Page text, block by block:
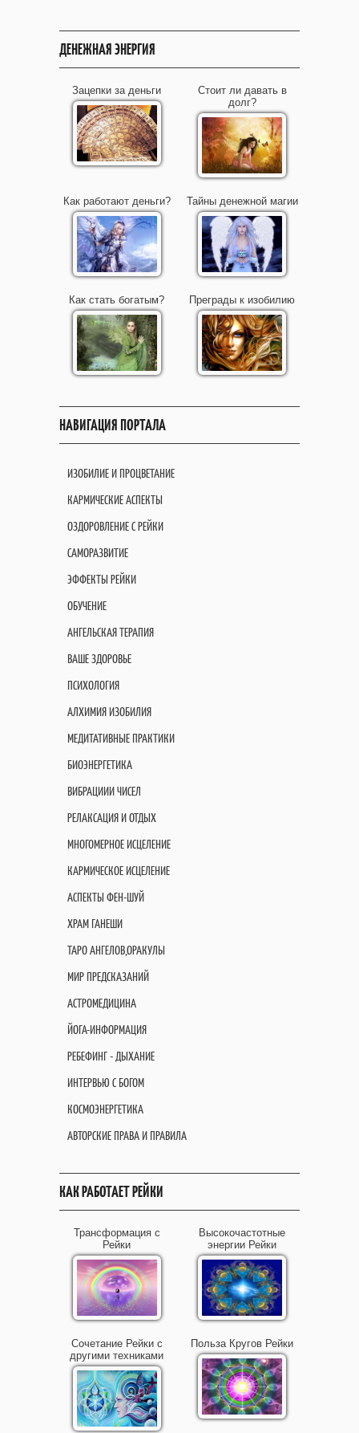
ДЕНЕЖНАЯ ЭНЕРГИЯ
Зацепки за деньги
Стоит ли давать в
долг?
Как работают деньги? Тайны денежной магии
Как стать богатым? Преграды к изобилию
НАВИГАЦИЯ ПОРТАЛА
ИЗОБИЛИЕ И ПРОЦВЕТАНИЕ
КАРМИЧЕСКИЕ АСПЕКТЫ
ОЗДОРОВЛЕНИЕ С РЕЙКИ
САМОРАЗВИТИЕ
ЭФФЕКТЫ РЕЙКИ
ОБУЧЕНИЕ
АНГЕЛЬСКАЯ ТЕРАПИЯ
ВАШЕ ЗДОРОВЬЕ
ПСИХОЛОГИЯ
АЛХИМИЯ ИЗОБИЛИЯ
МЕДИТАТИВНЫЕ ПРАКТИКИ
БИОЭНЕРГЕТИКА
ВИБРАЦИИИ ЧИСЕЛ
РЕЛАКСАЦИЯ И ОТДЫХ
МНОГОМЕРНОЕ ИСЦЕЛЕНИЕ
КАРМИЧЕСКОЕ ИСЦЕЛЕНИЕ
АСПЕКТЫ ФЕН-ШУЙ
ХРАМ ГАНЕШИ
ТАРО АНГЕЛОВ,ОРАКУЛЫ
МИР ПРЕДСКАЗАНИЙ
АСТРОМЕДИЦИНА
ЙОГА-ИНФОРМАЦИЯ
РЕБЕФИНГ - ДЫХАНИЕ
ИНТЕРВЬЮ С БОГОМ
КОСМОЭНЕРГЕТИКА
АВТОРСКИЕ ПРАВА И ПРАВИЛА
КАК РАБОТАЕТ РЕЙКИ
Трансформация с
Рейки
Высокочастотные
энергии Рейки
Сочетание Рейки с
другими техниками
Польза Кругов Рейки